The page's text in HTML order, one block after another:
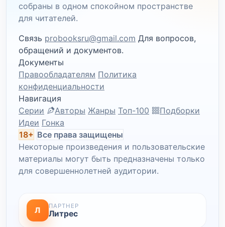
собраны в одном спокойном пространстве
для читателей.
Связь probooksru@gmail.com Для вопросов,
обращений и документов.
Документы
Правообладателям Политика
конфиденциальности
Навигация
Серии
Авторы Жанры Топ-100
Подборки
Идеи Гонка
18+ Все права защищены
Некоторые произведения и пользовательские
материалы могут быть предназначены только
для совершеннолетней аудитории.
Л ПАРТНЕР
Литрес